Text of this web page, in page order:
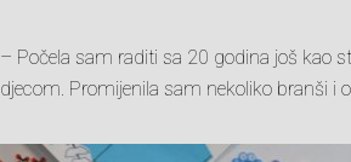
– Počela sam raditi sa 20 godina još kao
djecom. Promijenila sam nekoliko branši i